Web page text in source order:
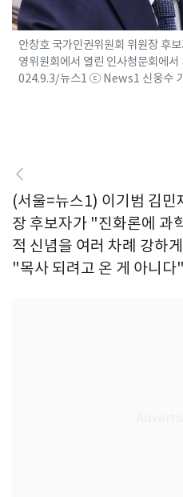
안창호 국가인권위원회 위원장 후
영위원회에서 열린 인사청문회에
024.9.3/뉴스1 ⓒ News1 신웅수
(서울=뉴스1) 이기범 김민
장 후보자가 "진화론에 과
적 신념을 여러 차례 강하
"목사 되려고 온 게 아니